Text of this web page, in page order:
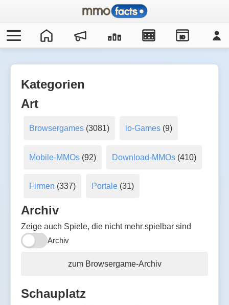
IO
Kategorien
Art
Browsergames(3081) io-Games (9)
Mobile-MMOs(92) Download-MMOs (410)
Firmen (337) Portale (31)
Archiv
Zeige auch Spiele, die nicht mehr spielbar sind
Archiv
zum Browsergame-Archiv
Schauplatz